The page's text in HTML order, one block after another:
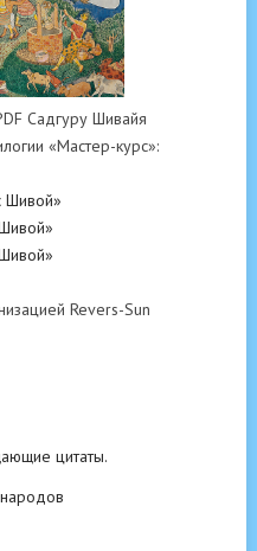
Садгуру Шивайя
«Мастер-курс»:
Шивой»
Revers-Sun
цитаты.